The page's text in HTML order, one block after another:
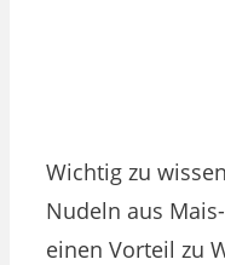
Wichtig zu
Nudeln aus
einen Vorteil zu